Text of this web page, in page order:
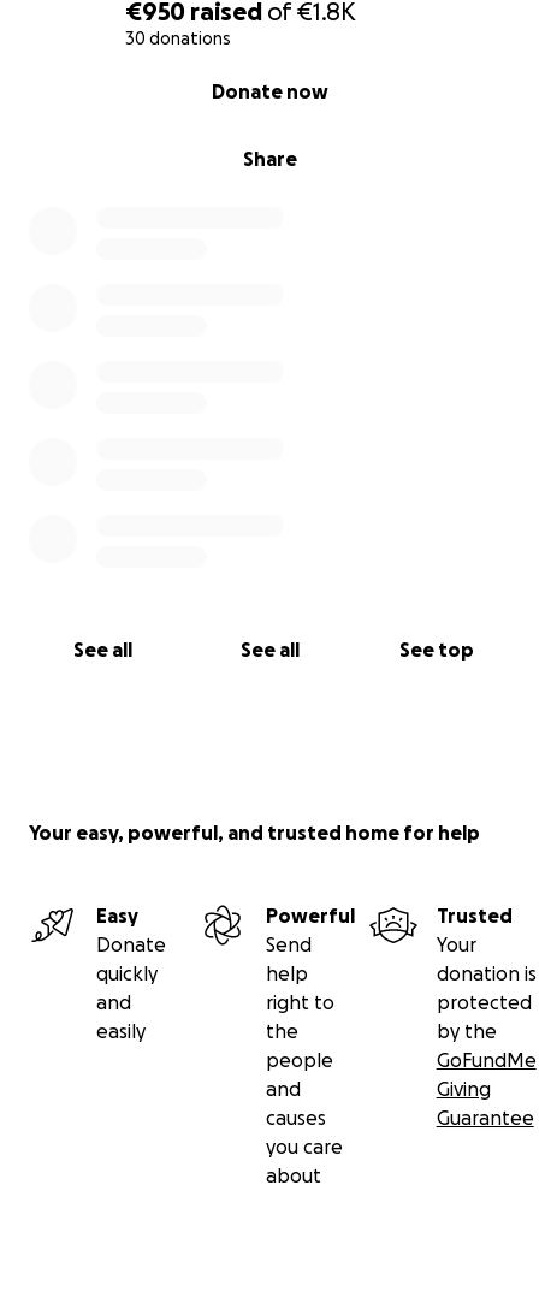
€950 raised of€1.8K
30 donations
Share
Donate now
See all See all See top
Your easy, powerful, and trusted home for help
Easy
Donate
quickly
and
easily
Powerful
Send
help
right to
the
people
and
causes
you care
about
Trusted
Your
donation is
protected
by the
GoFundMe
Giving
Guarantee